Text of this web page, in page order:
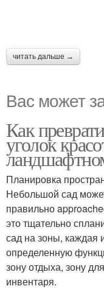
читать дальше →
Вас может
Как
уголок
Планировка
Небольшой сад
правильно
это тщательно
сад на зоны, каждая
определенную
зону отдыха, зону
инвентаря.